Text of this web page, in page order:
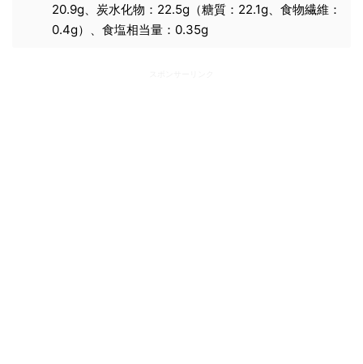
20.9g、炭水化物：22.5g（糖質：22.1g、食物繊維：
0.4g）、食塩相当量：0.35g